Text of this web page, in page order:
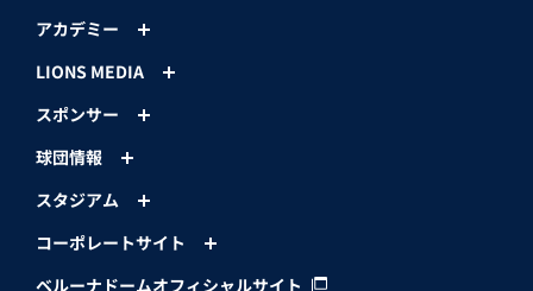
アカデミー
LIONS MEDIA
スポンサー
球団情報
スタジアム
コーポレートサイト
ベルーナドームオフィシャルサイト